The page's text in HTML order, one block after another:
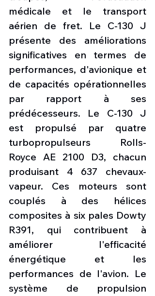
médicale et le transport
aérien de fret. Le C-130 J
présente des améliorations
significatives en termes de
performances, d'avionique et
de capacités opérationnelles
par rapport à ses
prédécesseurs. Le C-130 J
est propulsé par quatre
turbopropulseurs Rolls-
Royce AE 2100 D3, chacun
produisant 4 637 chevaux-
vapeur. Ces moteurs sont
couplés à des hélices
composites à six pales Dowty
R391, qui contribuent à
améliorer l'efficacité
énergétique et les
performances de l'avion. Le
système de propulsion